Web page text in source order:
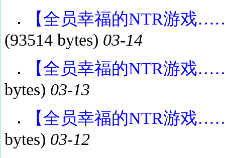
【全员幸福的NTR游戏
(93514 bytes) 03-14
【全员幸福的NTR游戏
bytes) 03-13
【全员幸福的NTR游戏
bytes) 03-12